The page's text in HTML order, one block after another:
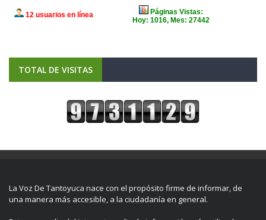
TOTAL DE VISITAS
La Voz De Tantoyuca nace con el propósito firme de informar, de
una manera más accesible, a la ciudadanía en general.